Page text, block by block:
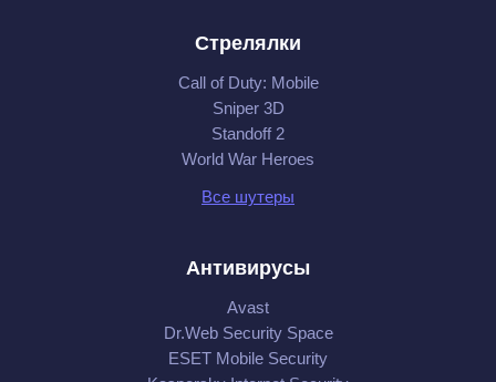
Стрелялки
Call of Duty: Mobile
Sniper 3D
Standoff 2
World War Heroes
Все шутеры
Антивирусы
Avast
Dr.Web Security Space
ESET Mobile Security